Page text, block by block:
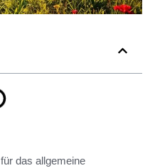
für das allgemeine